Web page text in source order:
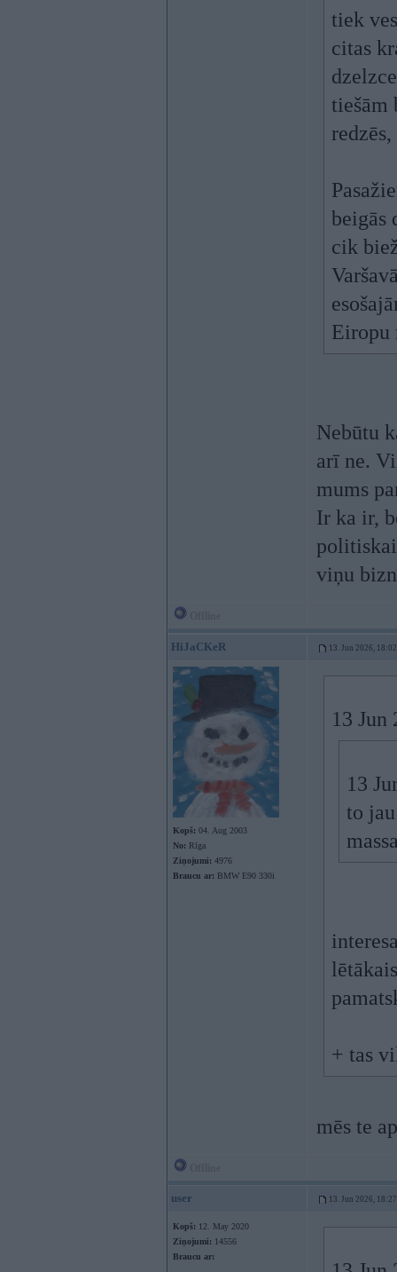
tiek
citas
tiešām
beigās
cik
Eiropu
Nebūtu
arī ne.
mums
Ir ka ir,
viņu
HiJaCKeR 13. Jun 2026, 18:02
Kopš: 04. Aug 2003
No: Rīga
Ziņojumi: 4976
Braucu ar: BMW E90 330i
13 Jun
13
to
+ tas
mēs te
user 13. Jun 2026, 18:27
Kopš: 12. May 2020
Ziņojumi: 14556
Braucu ar: